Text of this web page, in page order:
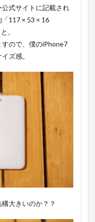
式サイトに記載され
117 × 53 × 16
。
ので、僕のiPhone7
ズ感。
大きいのか？？